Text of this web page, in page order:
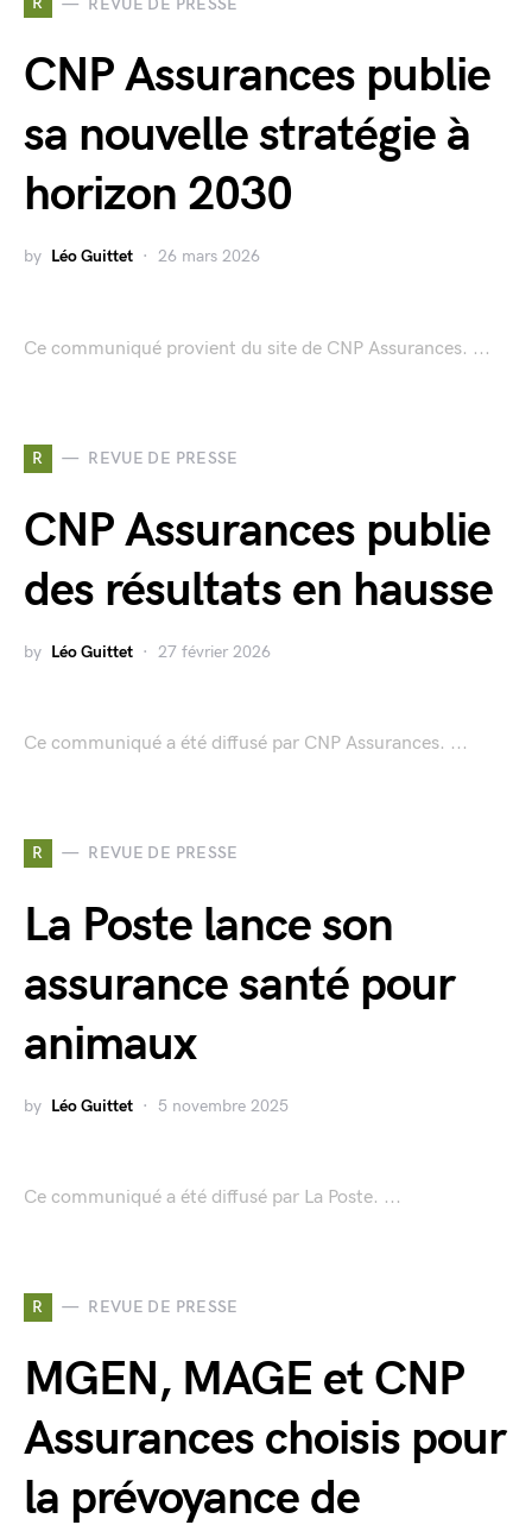
CNP Assurances publie
sa nouvelle stratégie à
horizon 2030
by Léo Guittet 26 mars 2026
Ce communiqué provient du site de CNP Assurances. ...
R REVUE DE PRESSE
CNP Assurances publie
des résultats en hausse
by Léo Guittet 27 février 2026
Ce communiqué a été diffusé par CNP Assurances. ...
R REVUE DE PRESSE
La Poste lance son
assurance santé pour
animaux
by Léo Guittet 5 novembre 2025
Ce communiqué a été diffusé par La Poste. ...
R REVUE DE PRESSE
MGEN, MAGE et CNP
Assurances choisis pour
la prévoyance de